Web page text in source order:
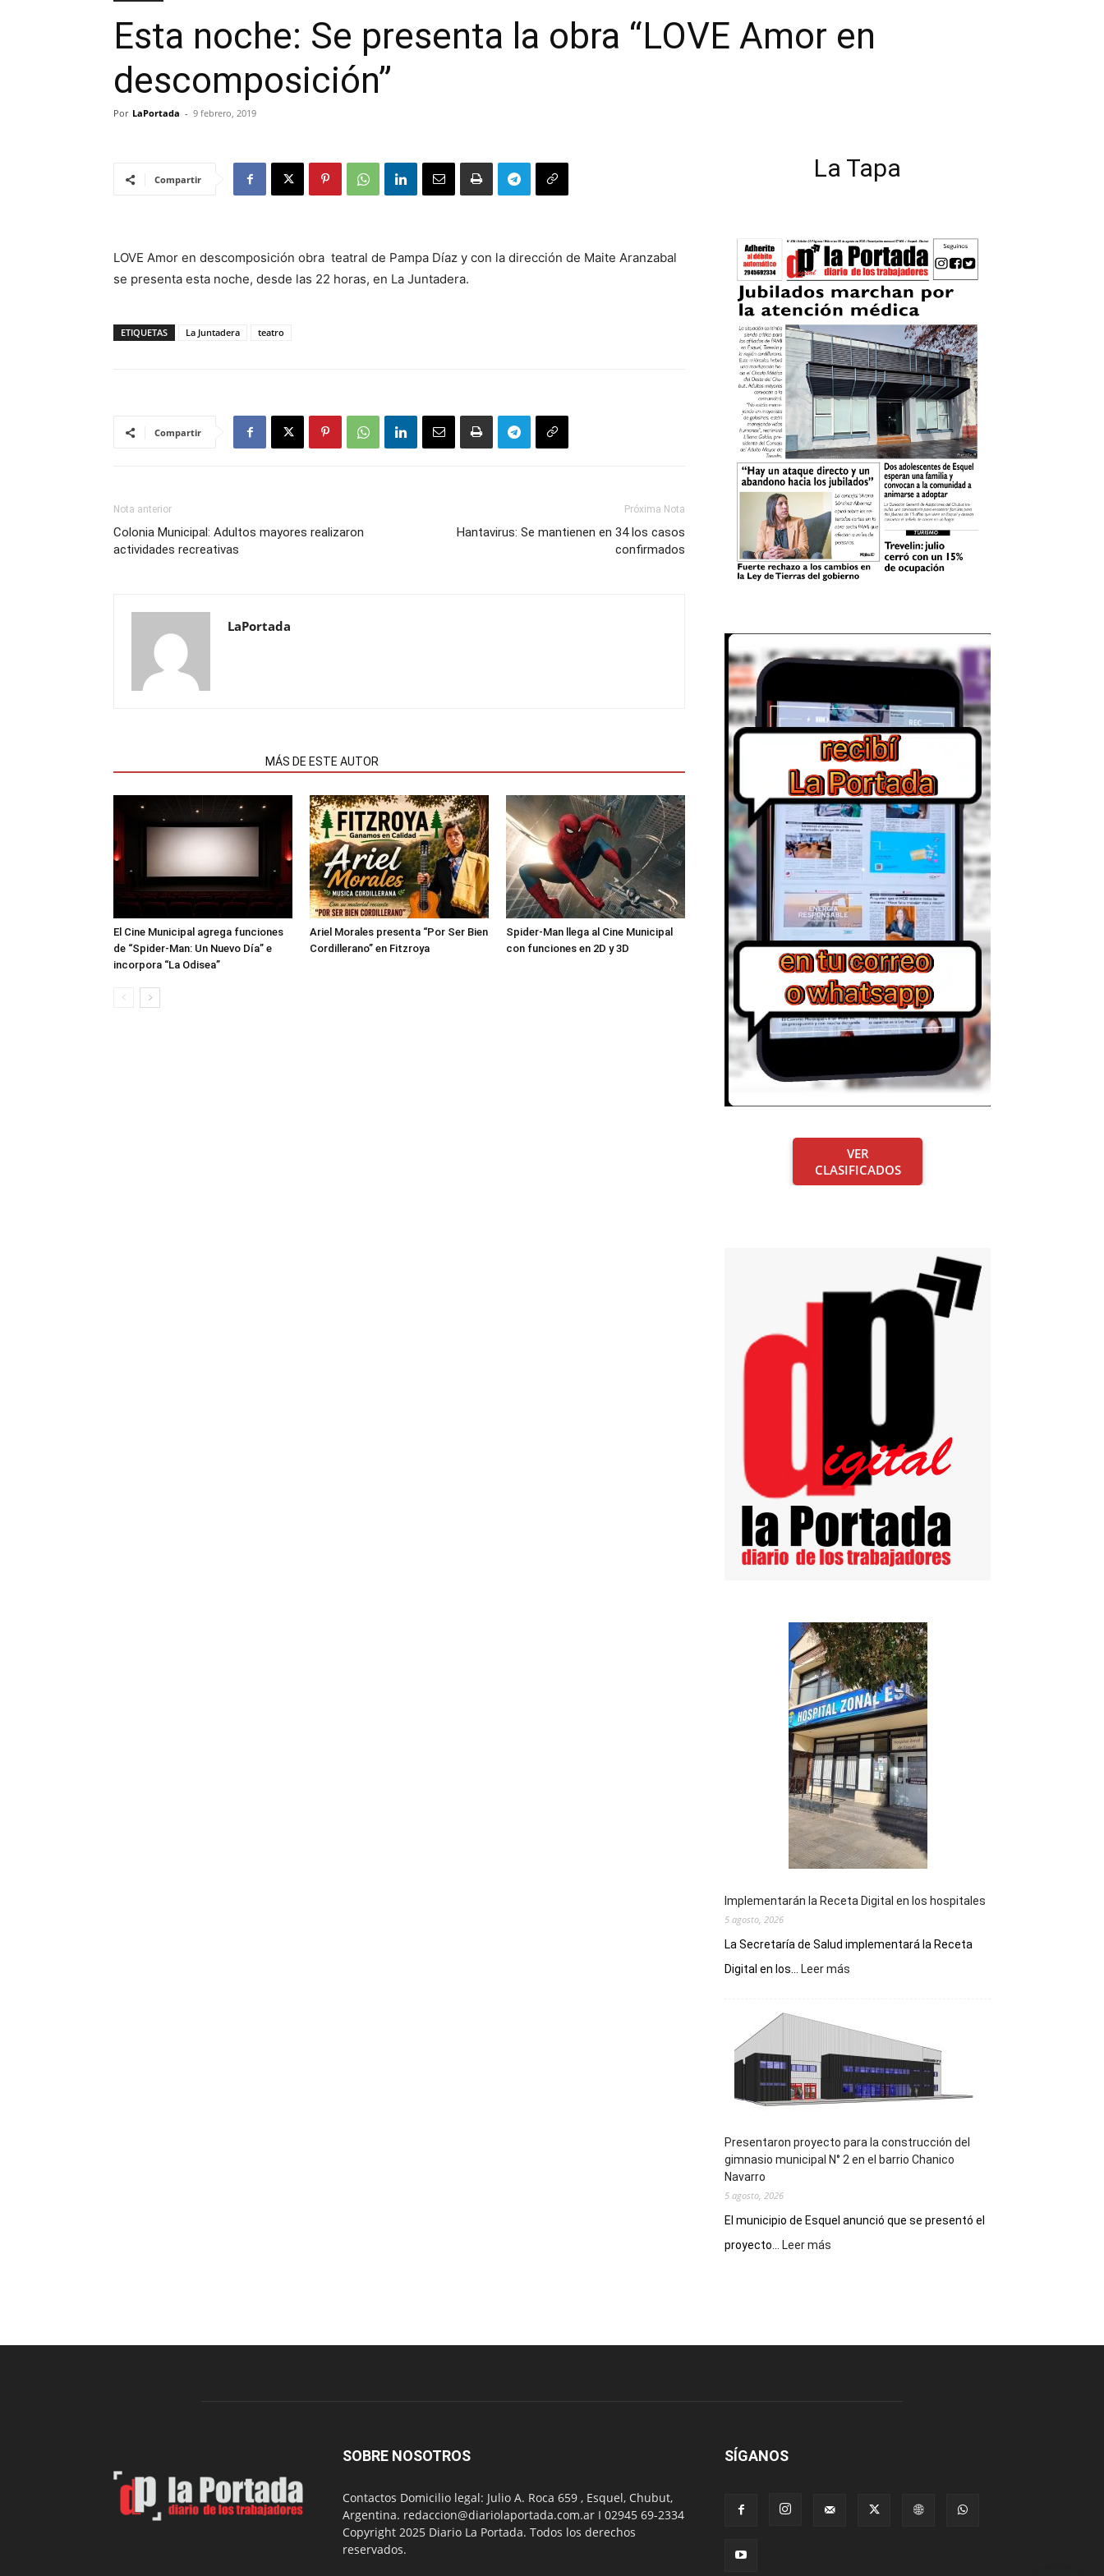
Esta noche: Se presenta la obra “LOVE Amor en
descomposición”
Por LaPortada - 9 febrero, 2019
Compartir
LOVE Amor en descomposición obra teatral de Pampa Díaz y con la dirección de Maite Aranzabal
se presenta esta noche, desde las 22 horas, en La Juntadera.
ETIQUETAS La Juntadera teatro
Compartir
Nota anterior
Colonia Municipal: Adultos mayores realizaron
actividades recreativas
Próxima Nota
Hantavirus: Se mantienen en 34 los casos
confirmados
LaPortada
MÁS DE ESTE AUTOR
El Cine Municipal agrega funciones
de “Spider-Man: Un Nuevo Día” e
incorpora “La Odisea”
Ariel Morales presenta “Por Ser Bien
Cordillerano” en Fitzroya
Spider-Man llega al Cine Municipal
con funciones en 2D y 3D
La Tapa
VER
CLASIFICADOS
Implementarán la Receta Digital en los hospitales
5 agosto, 2026
La Secretaría de Salud implementará la Receta
Digital en los...
Leer más
Digital
en
los
hospitales
Presentaron proyecto para la construcción del
gimnasio municipal N° 2 en el barrio Chanico
Navarro
5 agosto, 2026
El municipio de Esquel anunció que se presentó el
proyecto...
Leer más
del
Navarro
SOBRE NOSOTROS
Contactos Domicilio legal: Julio A. Roca 659 , Esquel, Chubut,
Argentina. redaccion@diariolaportada.com.ar I 02945 69-2334
Copyright 2025 Diario La Portada. Todos los derechos
reservados.
SÍGANOS